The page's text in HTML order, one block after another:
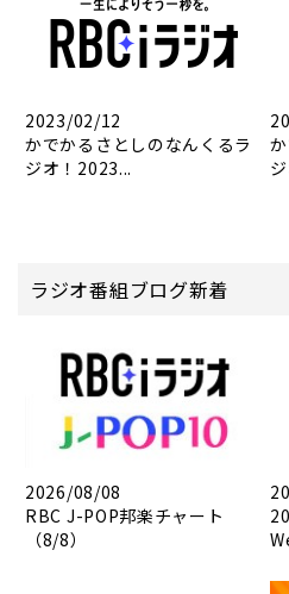
2023/02/12
かでかるさとしのなんくるラ
ジオ！2023...
ラジオ番組ブログ新着
2026/08/08
RBC J-POP邦楽チャート
（8/8）